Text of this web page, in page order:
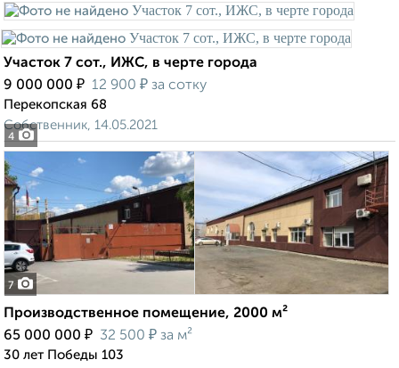
4
Участок 7 сот., ИЖС, в черте города
9 000 000 ₽ 12 900 ₽ за сотку
Перекопская 68
Собственник, 14.05.2021
7
Производственное помещение, 2000 м²
65 000 000 ₽ 32 500 ₽ за м²
30 лет Победы 103